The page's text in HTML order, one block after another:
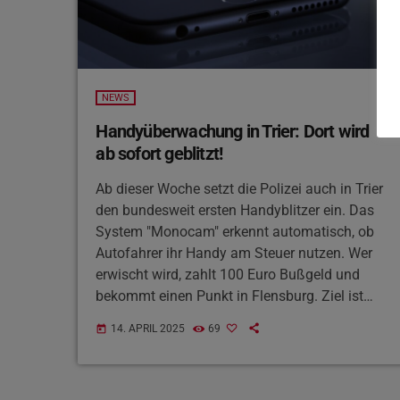
NEWS
Handyüberwachung in Trier: Dort wird
ab sofort geblitzt!
Ab dieser Woche setzt die Polizei auch in Trier
den bundesweit ersten Handyblitzer ein. Das
System "Monocam" erkennt automatisch, ob
Autofahrer ihr Handy am Steuer nutzen. Wer
erwischt wird, zahlt 100 Euro Bußgeld und
bekommt einen Punkt in Flensburg. Ziel ist
Standort gilt die Brücke über der A602 bei
Kenn/Ehrang.
today 14. APRIL 2025 69